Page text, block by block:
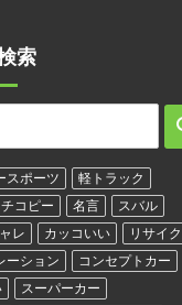
索
スポーツ
軽トラック
コピー 名言
スバル
レ カッコいい
リサイ
ーション
コンセプトカー
スーパーカー